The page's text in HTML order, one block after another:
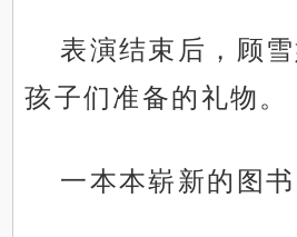
表演结束后，顾
孩子们准备的礼物。
一本本崭新的图书